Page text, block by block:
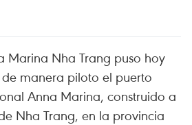
Marina Nha Trang puso hoy
manera piloto el puerto
Anna Marina, construido a
Nha Trang, en la provincia